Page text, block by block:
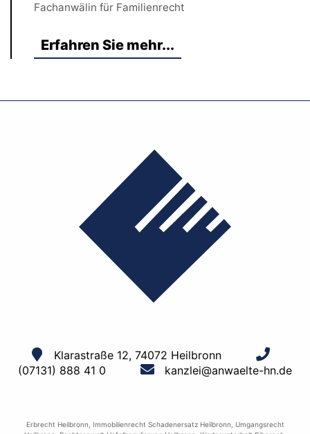
Fachanwälin für Familienrecht
Erfahren Sie mehr...
Klarastraße 12, 74072 Heilbronn
(07131) 888 41 0
kanzlei@anwaelte-hn.de
Erbrecht Heilbronn Immobilienrecht Schadenersatz Heilbronn
Umgangsrecht